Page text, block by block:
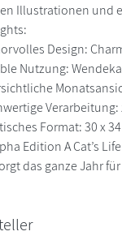
Illustrationen und
Design:
Nutzung:
Format: 30 x
Edition A Cat’s
das ganze Jahr